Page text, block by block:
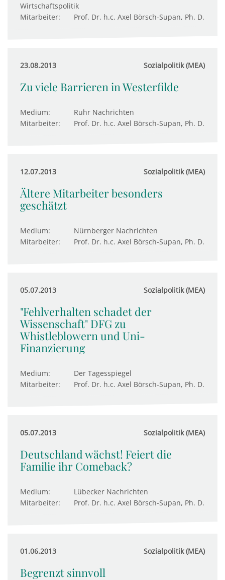
Wirtschaftspolitik
Mitarbeiter:
Prof. Dr. h.c. Axel Börsch-Supan, Ph. D.
23.08.2013 Sozialpolitik (MEA)
Zu viele Barrieren in Westerfilde
Medium:
Ruhr Nachrichten
Mitarbeiter:
Prof. Dr. h.c. Axel Börsch-Supan, Ph. D.
12.07.2013 Sozialpolitik (MEA)
Ältere Mitarbeiter besonders
geschätzt
Medium:
Nürnberger Nachrichten
Mitarbeiter:
Prof. Dr. h.c. Axel Börsch-Supan, Ph. D.
05.07.2013 Sozialpolitik (MEA)
"Fehlverhalten schadet der
Wissenschaft" DFG zu
Whistleblowern und Uni-
Finanzierung
Medium:
Der Tagesspiegel
Mitarbeiter:
Prof. Dr. h.c. Axel Börsch-Supan, Ph. D.
05.07.2013 Sozialpolitik (MEA)
Deutschland wächst! Feiert die
Familie ihr Comeback?
Medium:
Lübecker Nachrichten
Mitarbeiter:
Prof. Dr. h.c. Axel Börsch-Supan, Ph. D.
01.06.2013 Sozialpolitik (MEA)
Begrenzt sinnvoll